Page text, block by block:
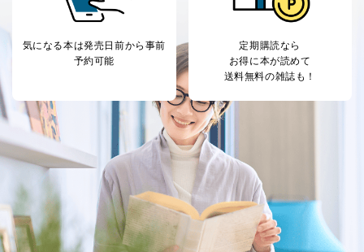
個人情報
当社の従業者の個
人情報
人事、総務などの雇用管理等のた
め
パートナー（提携
定期購読サービス
等をご利用の方の
購入商品配送のため
提携企業及びお客様がご購入され
た商品の発売元企業からのｅメー
ル等による商品、
サービス、キャンペーン等の広告
に関するご案内のため
7
SNS公式アカウン
トに登録された方
の個人情報
当社のサービス利用状況の把握お
よびその分析のため
お問い合わせ対応、トラブル対
処、オペレーター教育など応対品
質向上のため
その他当社のプライバシーポリシ
ー等にて公表する利用目的達成の
気になる本は発売日前から事前
予約可能
定期購読なら
お得に本が読めて
送料無料の雑誌も！